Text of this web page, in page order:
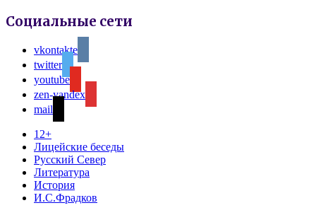
Социальные сети
vkontakte
twitter
youtube
zen-yandex
mail
12+
Лицейские беседы
Русский Север
Литература
История
И.С.Фрадков